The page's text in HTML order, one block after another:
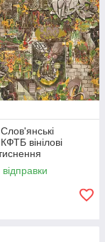
вінілові
10м*1,06 9В121
12